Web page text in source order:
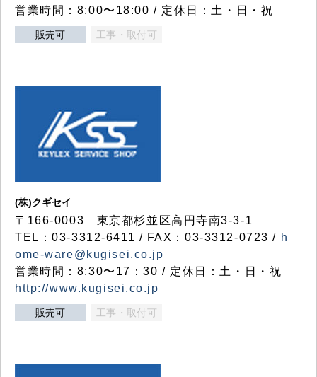
営業時間：8:00〜18:00 / 定休日：土・日・祝
販売可 工事・取付可
(株)クギセイ
〒166-0003 東京都杉並区高円寺南3-3-1
TEL：03-3312-6411 / FAX：03-3312-0723 / h
ome-ware@kugisei.co.jp
営業時間：8:30〜17：30 / 定休日：土・日・祝
http://www.kugisei.co.jp
販売可 工事・取付可